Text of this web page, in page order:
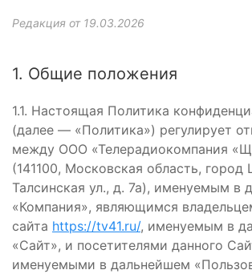
Редакция от 19.03.2026
1. Общие положения
1.1. Настоящая Политика
(далее — «Политика») регулирует
между ООО «Телерадиокомпания
(141100, Московская область, город
Талсинская ул., д. 7а), именуемым в
«Компания», являющимся
сайта https://tv41.ru/, именуемым в
«Сайт», и посетителями данного
именуемыми в дальнейшем